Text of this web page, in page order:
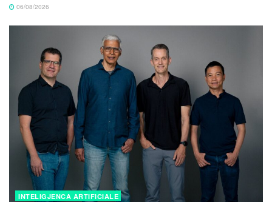
06/08/2026
INTELIGJENCA ARTIFICIALE